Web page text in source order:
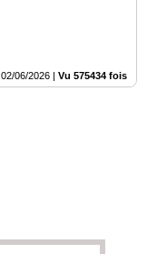
02/06/2026 | Vu 575434 fois